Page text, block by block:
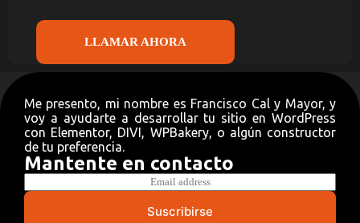
LLAMAR AHORA
Me presento, mi nombre es Francisco Cal y Mayor, y
voy a ayudarte a desarrollar tu sitio en WordPress
con Elementor, DIVI, WPBakery, o algún constructor
de tu preferencia.
Mantente en contacto
m
Suscribirse